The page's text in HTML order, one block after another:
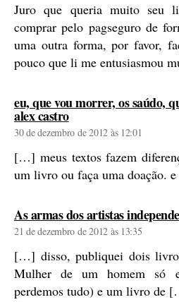
Juro que queria muito seu
comprar pelo pagseguro de
uma outra forma, por favor,
pouco que li me entusiasmou
eu, que vou morrer, os saúdo,
alex castrodiz:
30 de dezembro de 2012 às 12:01
[…] meus textos fazem
um livro ou faça uma doação.
As armas dos artistas
21 de dezembro de 2012 às 13:35
[…] disso, publiquei dois
Mulher de um homem só
perdemos tudo) e um livro de